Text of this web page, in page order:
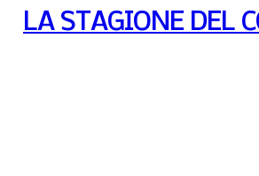
LA STAGIONE DEL